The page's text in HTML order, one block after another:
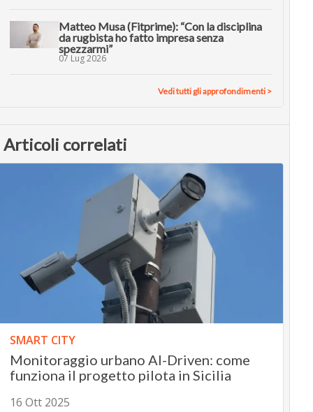
Matteo Musa (Fitprime): “Con la disciplina
da rugbista ho fatto impresa senza
spezzarmi”
07 Lug 2026
Vedi tutti gli approfondimenti >
Articoli correlati
SMART CITY
Monitoraggio urbano AI-Driven: come
funziona il progetto pilota in Sicilia
16 Ott 2025